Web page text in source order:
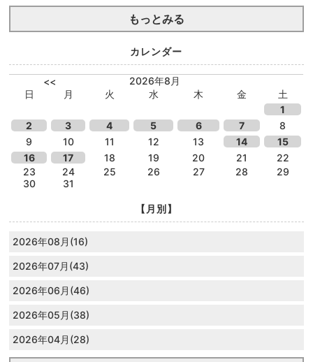
もっとみる
カレンダー
<<
2026年8月
日
月 火 水 木 金
土
1
2
3 4 5 6 7
8
9
10 11 12 13 14
15
16
17 18 19 20 21
22
23
24 25 26 27 28
29
30
31
【月別】
2026年08月(16)
2026年07月(43)
2026年06月(46)
2026年05月(38)
2026年04月(28)